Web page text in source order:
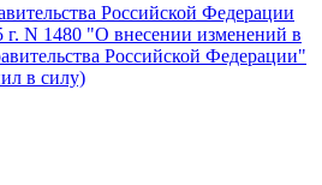
Российской Федерации
г. N 1480 "О внесении изменений в
Российской Федерации"
в силу)